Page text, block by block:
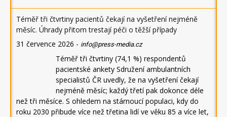
Téměř tři čtvrtiny pacientů čekají na vyšetření nejméně
měsíc. Úhrady přitom trestají péči o těžší případy
31 července 2026 - info@press-media.cz
Téměř tři čtvrtiny (74,1 %) respondentů
pacientské ankety Sdružení ambulantních
specialistů ČR uvedly, že na vyšetření čekají
nejméně měsíc; každý třetí pak dokonce déle
než tři měsíce. S ohledem na stárnoucí populaci, kdy do
roku 2030 přibude více než třetina lidí ve věku 85 a více let,